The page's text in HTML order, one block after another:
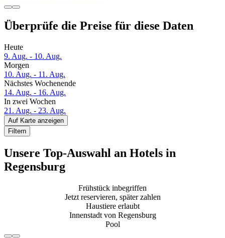
Überprüfe die Preise für diese Daten
Heute
9. Aug. - 10. Aug.
Morgen
10. Aug. - 11. Aug.
Nächstes Wochenende
14. Aug. - 16. Aug.
In zwei Wochen
21. Aug. - 23. Aug.
Auf Karte anzeigen
Filtern
Unsere Top-Auswahl an Hotels in
Regensburg
Frühstück inbegriffen
Jetzt reservieren, später zahlen
Haustiere erlaubt
Innenstadt von Regensburg
Pool